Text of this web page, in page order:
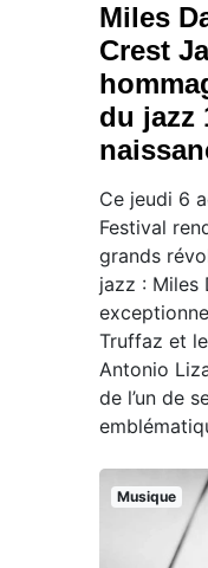
Miles
Crest
du jazz
Ce jeudi 6
Festival
grands
jazz : Miles
Truffaz et
Antonio
de l’un de
Musique